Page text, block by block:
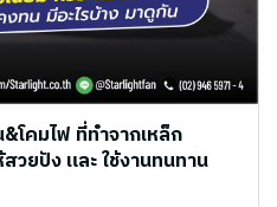
โคมไฟ ที่ทำจากเหล็ก
วยปัง และ ใช้งานทนทาน